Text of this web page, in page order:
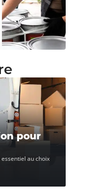
pour
au choix